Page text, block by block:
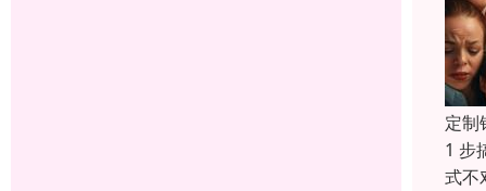
定制
1 步
式不